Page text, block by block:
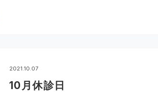
2021.10.07
10月休診日